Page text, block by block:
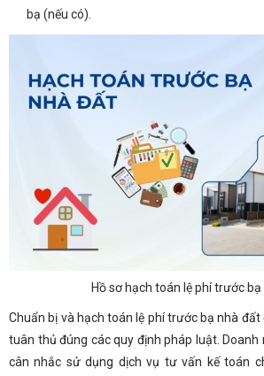
bạ (nếu có).
Hồ sơ hạch toán lệ phí trước
Chuẩn bị và hạch toán lệ phí trước bạ nhà đất
tuân thủ đúng các quy định pháp luật. Doanh
cân nhắc sử dụng dịch vụ tư vấn kế toán